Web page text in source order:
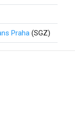
Praha (SGZ)